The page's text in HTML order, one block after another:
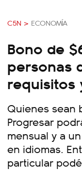
C5N > ECONOMÍA
Bono de
personas
requisitos
Quienes sean
Progresar
mensual y a
en idiomas.
particular